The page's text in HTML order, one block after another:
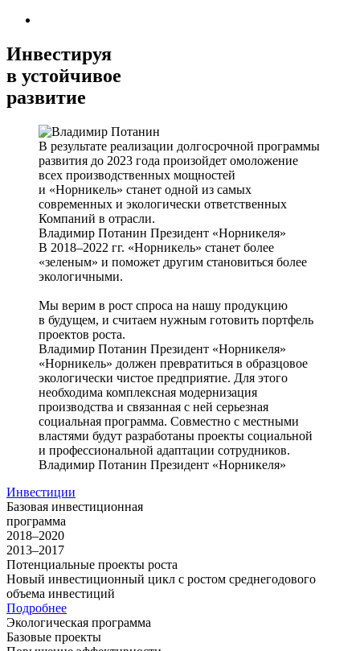
Инвестируя
в устойчивое
развитие
В результате реализации долгосрочной программы
развития до 2023 года произойдет омоложение
всех производственных мощностей
и «Норникель» станет одной из самых
современных и экологически ответственных
Компаний в отрасли.
Владимир Потанин Президент «Норникеля»
В 2018–2022 гг. «Норникель» станет более
«зеленым» и поможет другим становиться более
экологичными.
Мы верим в рост спроса на нашу продукцию
в будущем, и считаем нужным готовить портфель
проектов роста.
Владимир Потанин Президент «Норникеля»
«Норникель» должен превратиться в образцовое
экологически чистое предприятие. Для этого
необходима комплексная модернизация
производства и связанная с ней серьезная
социальная программа. Совместно с местными
властями будут разработаны проекты социальной
и профессиональной адаптации сотрудников.
Владимир Потанин Президент «Норникеля»
Инвестиции
Базовая инвестиционная
программа
2018–2020
2013–2017
Потенциальные проекты роста
Новый инвестиционный цикл с ростом среднегодового
объема инвестиций
Подробнее
Экологическая программа
Базовые проекты